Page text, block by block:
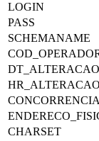
LOGIN
PASS
SCHEMANAME
DT_ALTERACAO
HR_ALTERACAO
CONCORRENCIA
CHARSET